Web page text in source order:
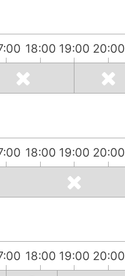
18:00 19:00 20:00
18:00 19:00 20:00
18:00 19:00 20:00